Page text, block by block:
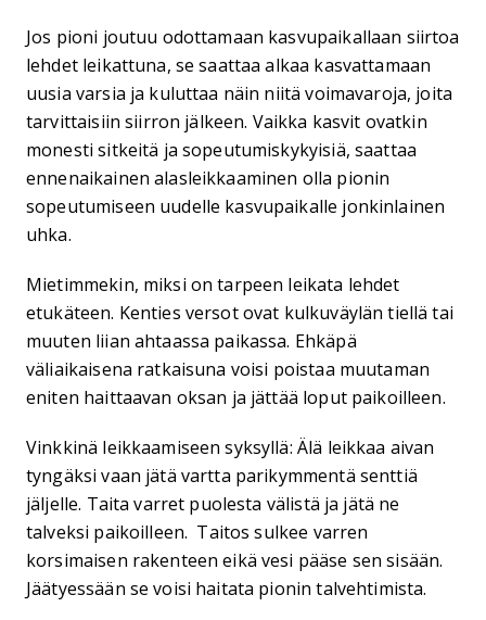
Jos pioni joutuu odottamaan kasvupaikallaan siirtoa
lehdet leikattuna, se saattaa alkaa kasvattamaan
uusia varsia ja kuluttaa näin niitä voimavaroja, joita
tarvittaisiin siirron jälkeen. Vaikka kasvit ovatkin
monesti sitkeitä ja sopeutumiskykyisiä, saattaa
ennenaikainen alasleikkaaminen olla pionin
sopeutumiseen uudelle kasvupaikalle jonkinlainen
uhka.
Mietimmekin, miksi on tarpeen leikata lehdet
etukäteen. Kenties versot ovat kulkuväylän tiellä tai
muuten liian ahtaassa paikassa. Ehkäpä
väliaikaisena ratkaisuna voisi poistaa muutaman
eniten haittaavan oksan ja jättää loput paikoilleen.
Vinkkinä leikkaamiseen syksyllä: Älä leikkaa aivan
tyngäksi vaan jätä vartta parikymmentä senttiä
jäljelle. Taita varret puolesta välistä ja jätä ne
talveksi paikoilleen. Taitos sulkee varren
korsimaisen rakenteen eikä vesi pääse sen sisään.
Jäätyessään se voisi haitata pionin talvehtimista.